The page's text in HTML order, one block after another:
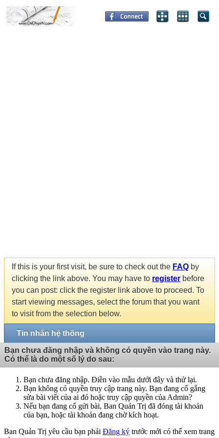
If this is your first visit, be sure to check out the FAQ by
clicking the link above. You may have to register before
you can post: click the register link above to proceed. To
start viewing messages, select the forum that you want
to visit from the selection below.
Tin nhắn hệ thống
Bạn chưa đăng nhập và không có quyền vào trang này.
Có thể là do một số lý do sau:
Bạn chưa đăng nhập. Điền vào mẫu dưới đây và thử lại.
Bạn không có quyền truy cập trang này. Bạn đang cố gắng
sửa bài viết của ai đó hoặc truy cập quyền của Admin?
Nếu bạn đang cố gửi bài, Ban Quản Trị đã đóng tài khoản
của bạn, hoặc tài khoản đang chờ kích hoạt.
Ban Quản Trị yêu cầu bạn phải Đăng ký trước mới có thể xem trang